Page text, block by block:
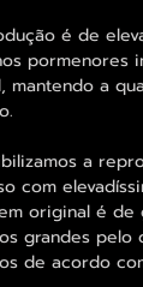
é de
pormenores
mantendo a
a
com
original é de
grandes
de acordo